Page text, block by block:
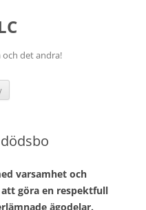
det andra!
Hoppa
innehåll
varsamhet och
göra en respektfull
ägodelar.